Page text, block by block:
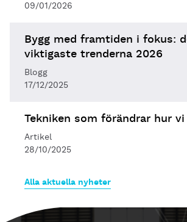
09/01/2026
Bygg med framtiden i fokus:
viktigaste trenderna 2026
Blogg
17/12/2025
Tekniken som förändrar hur vi
Artikel
28/10/2025
Alla aktuella nyheter